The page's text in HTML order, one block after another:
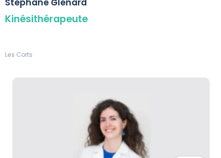
Stéphane Glénard
Kinésithérapeute
Les Corts